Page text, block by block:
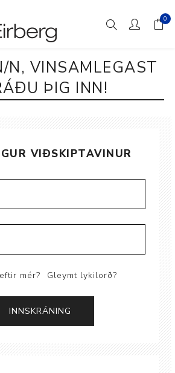
0
N, VINSAMLEGAST
ÞIG INN!
VIÐSKIPTAVINUR
mér? Gleymt lykilorð?